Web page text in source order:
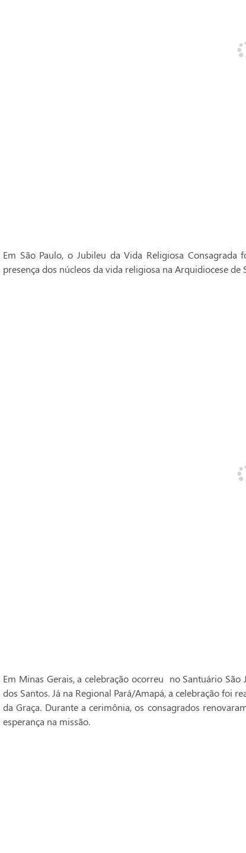
Em São Paulo, o Jubileu da Vida Religiosa
presença dos núcleos da vida religiosa na Arquidiocese
Em Minas Gerais, a celebração ocorreu no Santuário
dos Santos. Já na Regional Pará/Amapá, a celebração foi
da Graça. Durante a cerimônia, os consagrados
esperança na missão.